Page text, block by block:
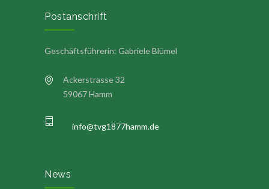
Postanschrift
Geschäftsführerin: Gabriele Blümel
Ackerstrasse 32
59067 Hamm
info@tvg1877hamm.de
News